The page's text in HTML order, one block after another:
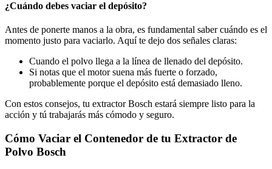
¿Cuándo debes vaciar el depósito?
Antes de ponerte manos a la obra, es fundamental saber cuándo es el
momento justo para vaciarlo. Aquí te dejo dos señales claras:
Cuando el polvo llega a la línea de llenado del depósito.
Si notas que el motor suena más fuerte o forzado,
probablemente porque el depósito está demasiado lleno.
Con estos consejos, tu extractor Bosch estará siempre listo para la
acción y tú trabajarás más cómodo y seguro.
Cómo Vaciar el Contenedor de tu Extractor de
Polvo Bosch